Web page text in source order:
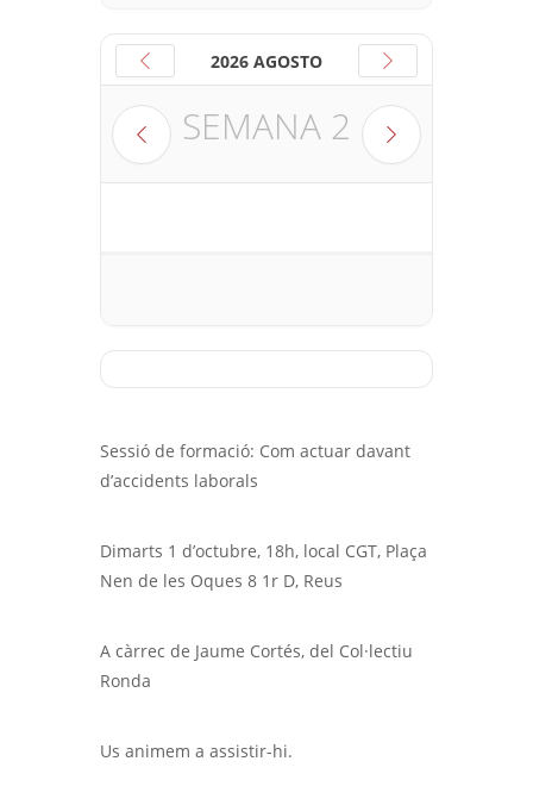
2026 AGOSTO
SEMANA 2
Sessió de formació: Com actuar davant
d’accidents laborals
Dimarts 1 d’octubre, 18h, local CGT, Plaça
Nen de les Oques 8 1r D, Reus
A càrrec de Jaume Cortés, del Col·lectiu
Ronda
Us animem a assistir-hi.